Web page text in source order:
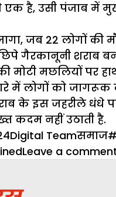
एक है, उसी पंजाब में
जब 22 लोगों की
गैरकानूनी शराब
मछलियों पर
में लोगों को
के इस जहरीले धंधे
कदम नहीं उठाती है.
Author
Digital Teamसमाज
Leave a